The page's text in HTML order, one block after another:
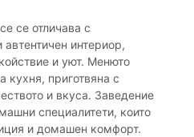
се отличава с
интериор,
и уют. Менюто
кухня, приготвяна с
и вкуса. Заведение
специалитети, които
и домашен комфорт.